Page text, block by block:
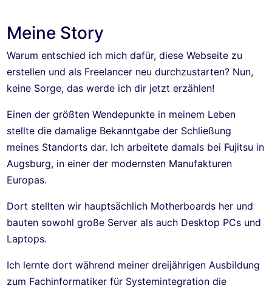
Meine Story
Warum entschied ich mich dafür, diese Webseite zu
erstellen und als Freelancer neu durchzustarten? Nun,
keine Sorge, das werde ich dir jetzt erzählen!
Einen der größten Wendepunkte in meinem Leben
stellte die damalige Bekanntgabe der Schließung
meines Standorts dar. Ich arbeitete damals bei Fujitsu in
Augsburg, in einer der modernsten Manufakturen
Europas.
Dort stellten wir hauptsächlich Motherboards her und
bauten sowohl große Server als auch Desktop PCs und
Laptops.
Ich lernte dort während meiner dreijährigen Ausbildung
zum Fachinformatiker für Systemintegration die